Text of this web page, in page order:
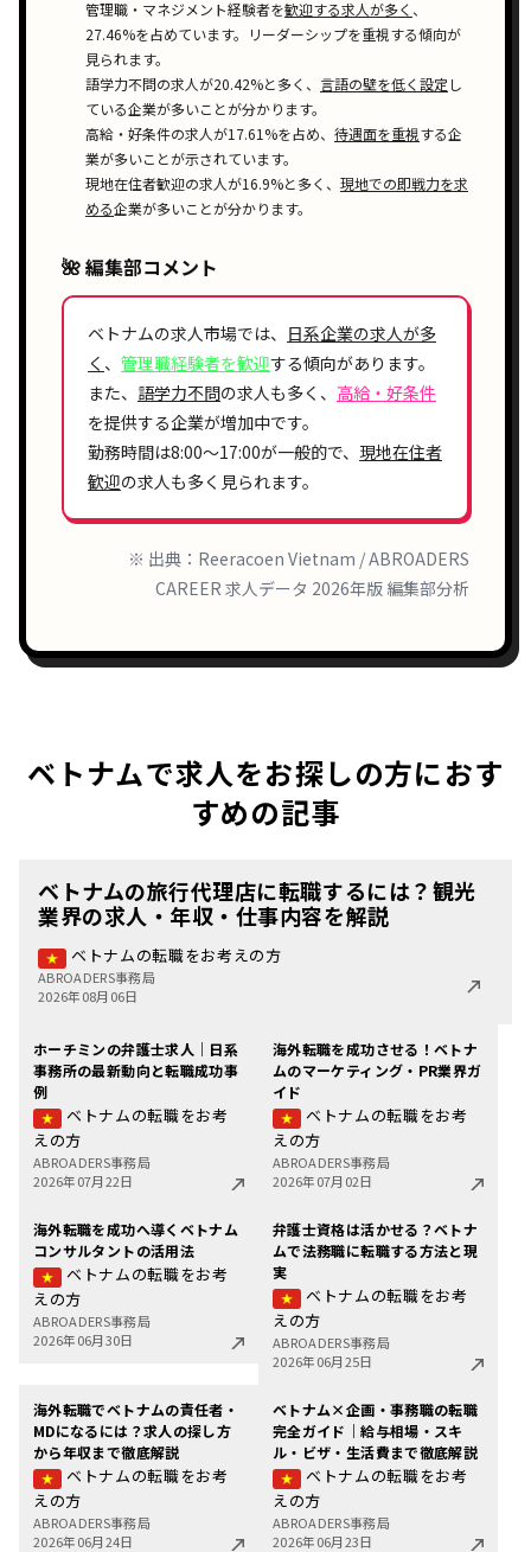
管理職・マネジメント経験者を歓迎する求人が多く 、
27.46%を占めています。リーダーシップを重視する傾向が
見られます。
語学力不問の求人が20.42%と多く、 言語の壁を低く設定 し
ている企業が多いことが分かります。
高給・好条件の求人が17.61%を占め、 待遇面を重視する企
業が多いことが示されています。
現地在住者歓迎の求人が16.9%と多く、 現地での即戦力を求
める企業が多いことが分かります。
🌺 編集部コメント
ベトナムの求人市場では、 日系企業の求人が多
く 、 管理職経験者を歓迎する傾向があります。
また、 語学力不問の求人も多く、 高給・好条件
を提供する企業が増加中です。
勤務時間は8:00〜17:00が一般的で、 現地在住者
歓迎の求人も多く見られます。
※ 出典：Reeracoen Vietnam / ABROADERS
CAREER 求人データ 2026年版 編集部分析
ベトナムで求人をお探しの方におす
すめの記事
ベトナムの旅行代理店に転職するには？観光
業界の求人・年収・仕事内容を解説
ベトナムの転職をお考えの方
ABROADERS事務局
2026年08月06日
ホーチミンの弁護士求人｜日系
事務所の最新動向と転職成功事
例
ベトナムの転職をお考
えの方
ABROADERS事務局
2026年07月22日
海外転職を成功させる！ベトナ
ムのマーケティング・PR業界ガ
イド
ベトナムの転職をお考
えの方
ABROADERS事務局
2026年07月02日
海外転職を成功へ導くベトナム
コンサルタントの活用法
ベトナムの転職をお考
えの方
ABROADERS事務局
2026年06月30日
弁護士資格は活かせる？ベトナ
ムで法務職に転職する方法と現
実
ベトナムの転職をお考
えの方
ABROADERS事務局
2026年06月25日
海外転職でベトナムの責任者・
MDになるには？求人の探し方
から年収まで徹底解説
ベトナムの転職をお考
えの方
ABROADERS事務局
2026年06月24日
ベトナム×企画・事務職の転職
完全ガイド｜給与相場・スキ
ル・ビザ・生活費まで徹底解説
ベトナムの転職をお考
えの方
ABROADERS事務局
2026年06月23日